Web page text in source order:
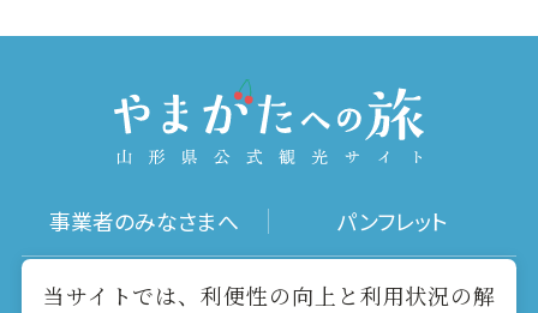
事業者のみなさまへ パンフレット
写真ダウンロード 動画ギャラリー
当サイトでは、利便性の向上と利用状況の解